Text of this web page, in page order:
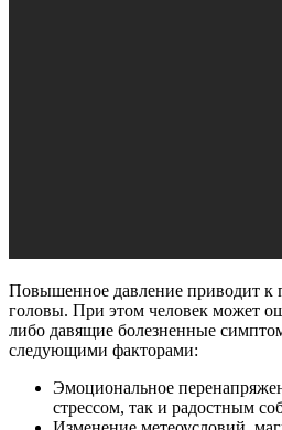
Повышенное давление приводит к
головы. При этом человек может
либо давящие болезненные
следующими факторами:
Эмоциональное
стрессом, так и радостным